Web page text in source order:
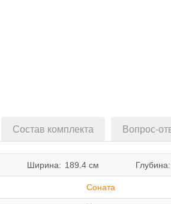
Состав комплекта Вопрос-
Ширина: 189.4 см Глубина:
Соната